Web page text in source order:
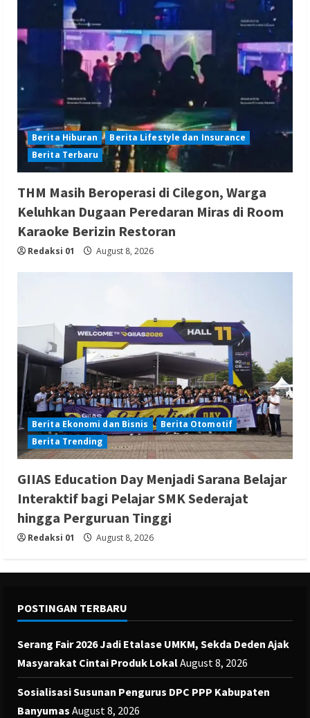
Berita Hiburan
Berita Lifestyle dan Insurance
Berita Terbaru
THM Masih Beroperasi di Cilegon, Warga
Keluhkan Dugaan Peredaran Miras di Room
Karaoke Berizin Restoran
Redaksi 01 August 8, 2026
Berita Ekonomi dan Bisnis
Berita Otomotif
Berita Trending
GIIAS Education Day Menjadi Sarana Belajar
Interaktif bagi Pelajar SMK Sederajat
hingga Perguruan Tinggi
Redaksi 01 August 8, 2026
POSTINGAN TERBARU
Serang Fair 2026 Jadi Etalase UMKM, Sekda Deden Ajak
Masyarakat Cintai Produk LokalAugust 8, 2026
Sosialisasi Susunan Pengurus DPC PPP Kabupaten
Banyumas August 8, 2026